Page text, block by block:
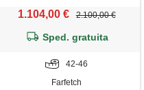
1.104,00 € 2.100,00 €
Sped. gratuita
42-46
Farfetch